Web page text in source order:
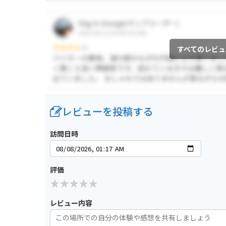
すべてのレビ
レビューを投稿する
訪問日時
評価
レビュー内容